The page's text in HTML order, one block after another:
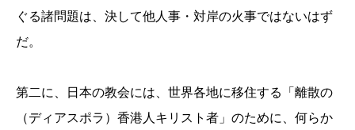
ぐる諸問題は、決して他人事・対岸の火事ではないはず
だ。
第二に、日本の教会には、世界各地に移住する「離散の
（ディアスポラ）香港人キリスト者」のために、何らか